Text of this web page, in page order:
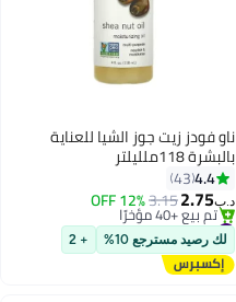
ناو فودز زيت جوز الشيا للعناية
بالبشرة 118ملليلتر
4.4
43
د.ب‏2.75
3.15
12% OFF
#10 في الجسم
بتخلّص بسرعة
تم بيع +40 مؤخرًا
#10 في الجسم
لك رصيد مسترجع 10% + 2